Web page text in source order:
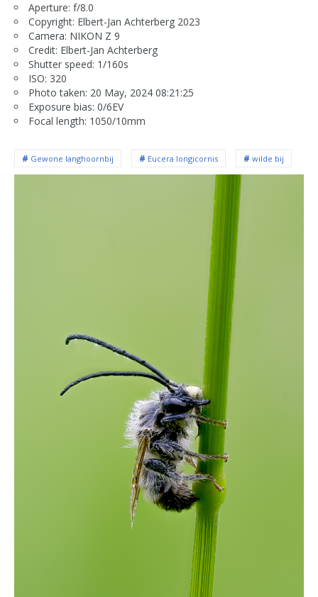
Aperture: f/8.0
Copyright: Elbert-Jan Achterberg 2023
Camera: NIKON Z 9
Credit: Elbert-Jan Achterberg
Shutter speed: 1/160s
ISO: 320
Photo taken: 20 May, 2024 08:21:25
Exposure bias: 0/6EV
Focal length: 1050/10mm
Gewone langhoornbij Eucera longicornis wilde bij